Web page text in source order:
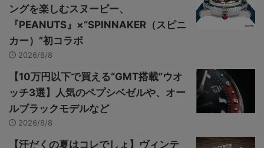
ングを楽しむスヌーピー、
『PEANUTS』×“SPINNAKER（スピニ
カー）”初コラボ
2026/8/8
【10万円以下で買える“GMT搭載”ウオ
ッチ3選】人気のペプシベゼルや、オー
ルブラックモデルなど
2026/8/8
【汗だくの夏はコレでしょ】ヴィンテ